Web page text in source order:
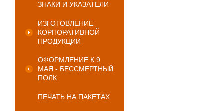
ЗНАКИ И УКАЗАТЕЛИ
ИЗГОТОВЛЕНИЕ
КОРПОРАТИВНОЙ
ПРОДУКЦИИ
ОФОРМЛЕНИЕ К 9
МАЯ - БЕССМЕРТНЫЙ
ПОЛК
ПЕЧАТЬ НА ПАКЕТАХ